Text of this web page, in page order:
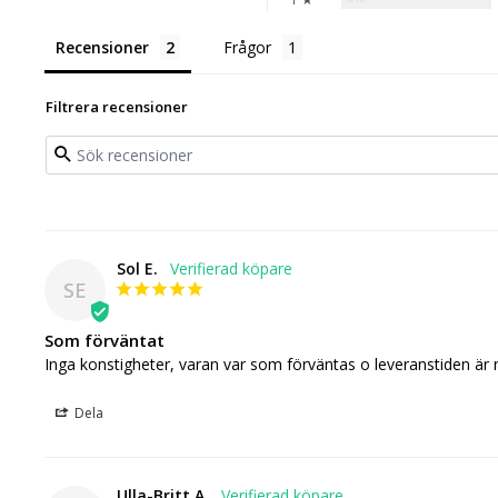
Recensioner Frågor
Filtrera recensioner
SE
Sol E.
Som förväntat
Inga konstigheter, varan var som förväntas o leveranstiden är
Dela